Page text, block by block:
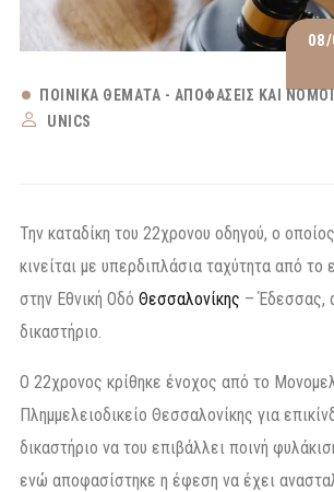
ΠΟΙΝΙΚΆ ΘΈΜΑΤΑ - ΑΠΟΦΆΣΕΙΣ ΚΑΙ ΝΌΜΟΙ
UNICS
Την καταδίκη του 22χρονου οδηγού, ο
κινείται με υπερδιπλάσια ταχύτητα από το
στην Εθνική Οδό Θεσσαλονίκης – Έδεσσας,
δικαστήριο.
Ο 22χρονος κρίθηκε ένοχος από το
Πλημμελειοδικείο Θεσσαλονίκης για
δικαστήριο να του επιβάλλει ποινή
ενώ αποφασίστηκε η έφεση να έχει